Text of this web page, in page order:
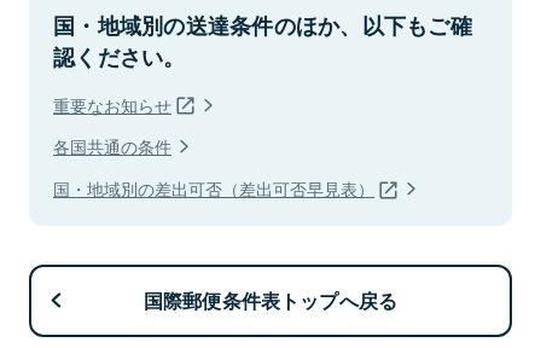
国・地域別の送達条件のほか、以下もご確
認ください。
重要なお知らせ
各国共通の条件
国・地域別の差出可否（差出可否早見表）
国際郵便条件表トップへ戻る